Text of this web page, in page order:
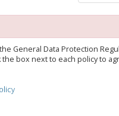
General Data Protection
box next to each policy to